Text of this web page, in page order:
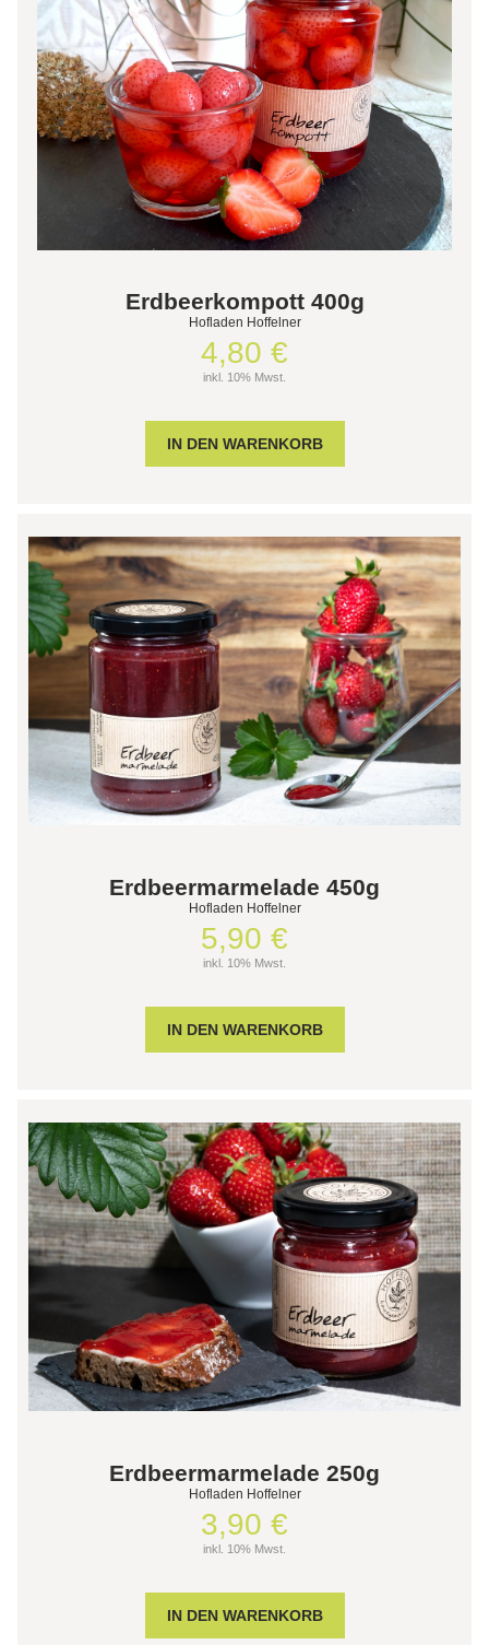
Erdbeerkompott 400g
Hofladen Hoffelner
4,80 €
inkl. 10% Mwst.
Erdbeermarmelade 450g
Hofladen Hoffelner
5,90 €
inkl. 10% Mwst.
Erdbeermarmelade 250g
Hofladen Hoffelner
3,90 €
inkl. 10% Mwst.